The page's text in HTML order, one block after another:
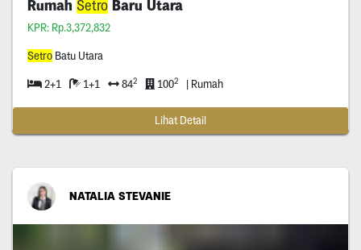
Rumah SetroBaru Utara
KPR: Rp.3,372,832
SetroBatu Utara
2+1 1+1 842 1002 | Rumah
Lihat Detail
NATALIA STEVANIE